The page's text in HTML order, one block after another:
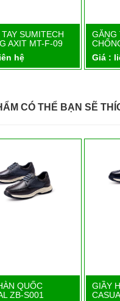
Chi tiết
SUMITECH
AXIT MT-F-09
hệ
GĂNG
Giá :
CÓ THỂ BẠN SẼ
Chi tiết
QUỐC
ZB-S001
GIẦY